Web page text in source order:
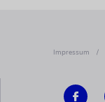
Impressum
/